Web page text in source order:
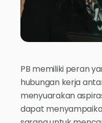
PB memiliki peran
hubungan kerja
menyuarakan
dapat